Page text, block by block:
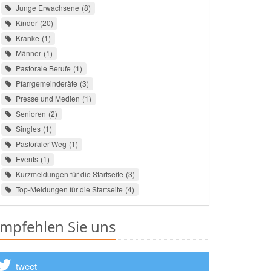
Junge Erwachsene 8
Kinder 20
Kranke 1
Männer 1
Pastorale Berufe 1
Pfarrgemeinderäte 3
Presse und Medien 1
Senioren 2
Singles 1
Pastoraler Weg 1
Events 1
Kurzmeldungen für die Startseite 3
Top-Meldungen für die Startseite 4
Sie uns
tweet